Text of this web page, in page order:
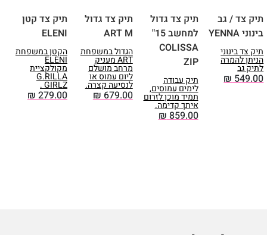
תיק צד / גב
בינוני YENNA
תיק צד בינוני
הניתן להמרה
לתיק גב
₪549.00
תיק צד גדול
למחשב 15"
COLISSA
ZIP
תיק עבודה
לימים עמוסים,
תמיד מוכן לזרום
איתך קדימה.
₪859.00
תיק צד גדול
ART M
הגדול במשפחת
ART מעניק
מרחב מושלם
ליום עמוס או
לנסיעה קצרה.
₪679.00
תיק צד קטן
ELENI
הקטן במשפחת
ELENI
מקולקציית
G.RILLA
GIRLZ .
₪279.00